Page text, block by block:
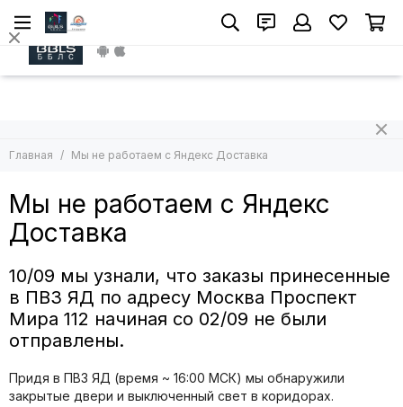
Главная Мы не работаем с Яндекс Доставка
Мы не работаем с Яндекс
Доставка
10/09 мы узнали, что заказы принесенные
в ПВЗ ЯД по адресу Москва Проспект
Мира 112 начиная со 02/09 не были
отправлены.
Придя в ПВЗ ЯД (время ~ 16:00 МСК) мы обнаружили
закрытые двери и выключенный свет в коридорах.